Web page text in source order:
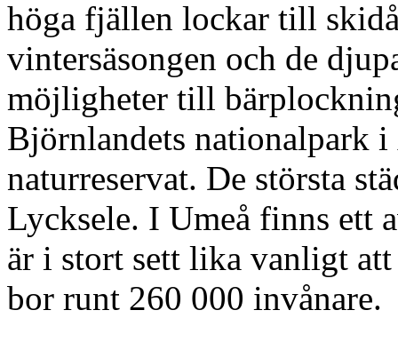
höga fjällen lockar till
vintersäsongen och de
möjligheter till
Björnlandets nationalpark
naturreservat. De största
Lycksele. I Umeå finns ett
är i stort sett lika vanligt
bor runt 260 000 invånare.